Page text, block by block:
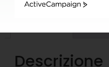
Descrizione
ActiveCampaign